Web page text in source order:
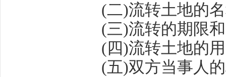
(二)流转土地的
(三)流转的期限
( 四)流转土地的
(五)双方当事人